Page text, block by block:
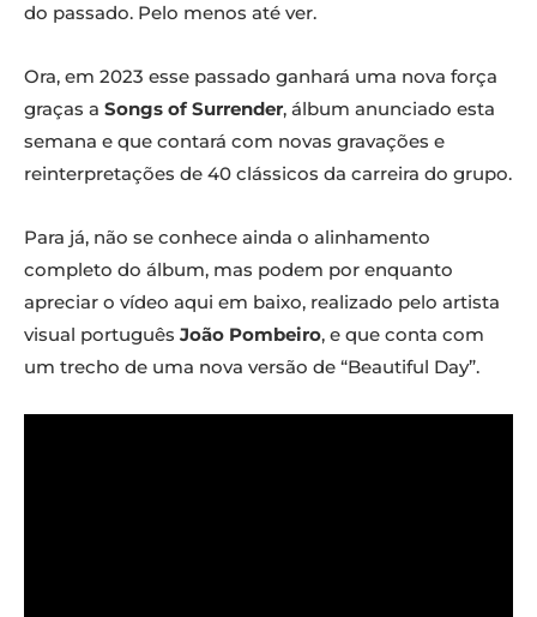
do passado. Pelo menos até ver.
Ora, em 2023 esse passado ganhará uma nova força
graças a Songs of Surrender, álbum anunciado esta
semana e que contará com novas gravações e
reinterpretações de 40 clássicos da carreira do grupo.
Para já, não se conhece ainda o alinhamento
completo do álbum, mas podem por enquanto
apreciar o vídeo aqui em baixo, realizado pelo artista
visual português João Pombeiro, e que conta com
um trecho de uma nova versão de “Beautiful Day”.